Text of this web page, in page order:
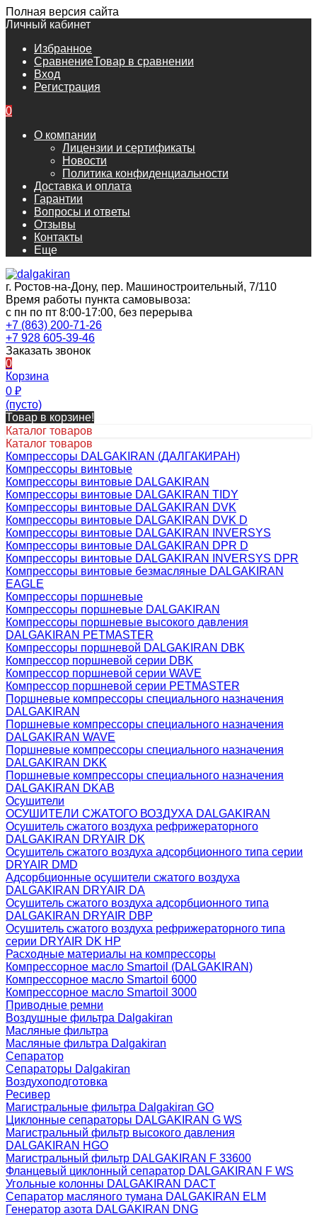
Полная версия сайта
Личный кабинет
Избранное
СравнениеТовар в сравнении
Вход
Регистрация
0
О компании
Лицензии и сертификаты
Новости
Политика конфиденциальности
Доставка и оплата
Гарантии
Вопросы и ответы
Отзывы
Контакты
Еще
г. Ростов-на-Дону, пер. Машиностроительный, 7/110
Время работы пункта самовывоза:
с пн по пт 8:00-17:00, без перерыва
+7 (863) 200-71-26
+7 928 605-39-46
Заказать звонок
0
Корзина
0 ₽
(пусто)
Товар в корзине!
Каталог товаров
Каталог товаров
Компрессоры DALGAKIRAN (ДАЛГАКИРАН)
Компрессоры винтовые
Компрессоры винтовые DALGAKIRAN
Компрессоры винтовые DALGAKIRAN TIDY
Компрессоры винтовые DALGAKIRAN DVK
Компрессоры винтовые DALGAKIRAN DVK D
Компрессоры винтовые DALGAKIRAN INVERSYS
Компрессоры винтовые DALGAKIRAN DPR D
Компрессоры винтовые DALGAKIRAN INVERSYS DPR
Компрессоры винтовые безмасляные DALGAKIRAN
EAGLE
Компрессоры поршневые
Компрессоры поршневые DALGAKIRAN
Компрессоры поршневые высокого давления
DALGAKIRAN PETMASTER
Компрессоры поршневой DALGAKIRAN DBK
Компрессор поршневой серии DBK
Компрессор поршневой серии WAVE
Компрессор поршневой серии PETMASTER
Поршневые компрессоры специального назначения
DALGAKIRAN
Поршневые компрессоры специального назначения
DALGAKIRAN WAVE
Поршневые компрессоры специального назначения
DALGAKIRAN DKK
Поршневые компрессоры специального назначения
DALGAKIRAN DKAB
Осушители
ОСУШИТЕЛИ СЖАТОГО ВОЗДУХА DALGAKIRAN
Осушитель сжатого воздуха рефрижераторного
DALGAKIRAN DRYAIR DK
Осушитель сжатого воздуха адсорбционного типа серии
DRYAIR DMD
Адсорбционные осушители сжатого воздуха
DALGAKIRAN DRYAIR DA
Осушитель сжатого воздуха адсорбционного типа
DALGAKIRAN DRYAIR DBP
Осушитель сжатого воздуха рефрижераторного типа
cерии DRYAIR DK HP
Расходные материалы на компрессоры
Компрессорное масло Smartoil (DALGAKIRAN)
Компрессорное масло Smartoil 6000
Компрессорное масло Smartoil 3000
Приводные ремни
Воздушные фильтра Dalgakiran
Масляные фильтра
Масляные фильтра Dalgakiran
Сепаратор
Сепараторы Dalgakiran
Воздухоподготовка
Ресивер
Магистральные фильтра Dalgakiran GO
Циклонные сепараторы DALGAKIRAN G WS
Магистральный фильтр высокого давления
DALGAKIRAN HGO
Магистральный фильтр DALGAKIRAN F 33600
Фланцевый циклонный сепаратор DALGAKIRAN F WS
Угольные колонны DALGAKIRAN DACT
Сепаратор масляного тумана DALGAKIRAN ELM
Генератор азота DALGAKIRAN DNG